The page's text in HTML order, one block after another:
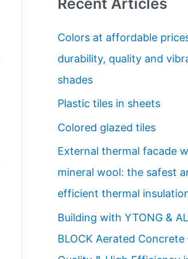
r
:
Colors at affordable
durability, quality and
shades
Plastic tiles in sheets
Colored glazed tiles
External thermal facade
mineral wool: the safest
efficient thermal
Building with YTONG &
BLOCK Aerated Concrete